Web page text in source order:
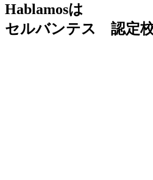
Hablamosは
セルバンテス 認定